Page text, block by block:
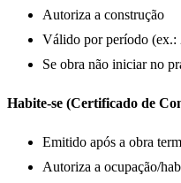
Autoriza a construção
Válido por período (ex.:
Se obra não iniciar no
Habite-se (Certificado de
Emitido após a obra
Autoriza a ocupação/